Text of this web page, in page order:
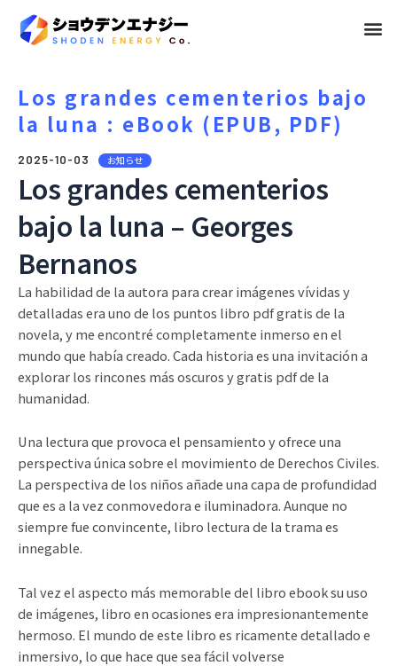
メ
Los grandes cementerios bajo
la luna : eBook (EPUB, PDF)
2025-10-03 お知らせ
Los grandes cementerios
bajo la luna – Georges
Bernanos
La habilidad de la autora para crear imágenes vívidas y
detalladas era uno de los puntos libro pdf gratis de la
novela, y me encontré completamente inmerso en el
mundo que había creado. Cada historia es una invitación a
explorar los rincones más oscuros y gratis pdf de la
humanidad.
Una lectura que provoca el pensamiento y ofrece una
perspectiva única sobre el movimiento de Derechos Civiles.
La perspectiva de los niños añade una capa de profundidad
que es a la vez conmovedora e iluminadora. Aunque no
siempre fue convincente, libro lectura de la trama es
innegable.
Tal vez el aspecto más memorable del libro ebook su uso
de imágenes, libro en ocasiones era impresionantemente
hermoso. El mundo de este libro es ricamente detallado e
inmersivo, lo que hace que sea fácil volverse